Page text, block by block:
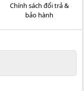
Chính sách đổi trả &
bảo hành